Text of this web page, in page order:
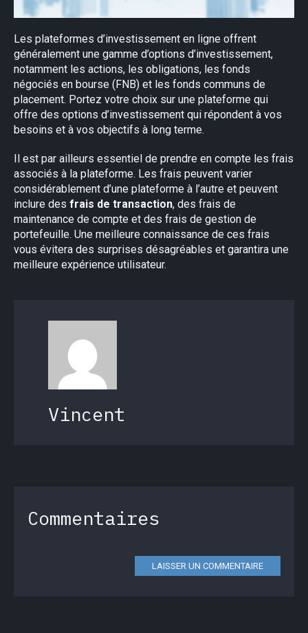
Les plateformes d’investissement en ligne offrent
généralement une gamme d’options d’investissement,
notamment les actions, les obligations, les fonds
négociés en bourse (FNB) et les fonds communs de
placement. Portez votre choix sur une plateforme qui
offre des options d’investissement qui répondent à vos
besoins et à vos objectifs à long terme.
Il est par ailleurs essentiel de prendre en compte les frais
associés à la plateforme. Les frais peuvent varier
considérablement d’une plateforme à l’autre et peuvent
inclure des frais de transaction, des frais de
maintenance de compte et des frais de gestion de
portefeuille. Une meilleure connaissance de ces frais
vous évitera des surprises désagréables et garantira une
meilleure expérience utilisateur.
Vincent
Commentaires
LAISSER UN COMMENTAIRE